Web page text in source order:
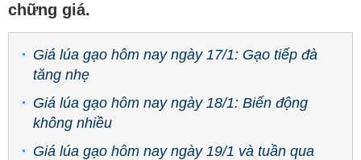
chững giá.
Giá lúa gạo hôm nay ngày 17/1: Gạo tiếp đà
tăng nhẹ
Giá lúa gạo hôm nay ngày 18/1: Biến động
không nhiều
Giá lúa gạo hôm nay ngày 19/1 và tuần qua